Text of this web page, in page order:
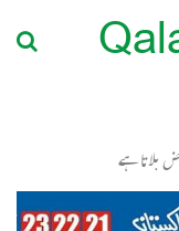
بلاتا ہے